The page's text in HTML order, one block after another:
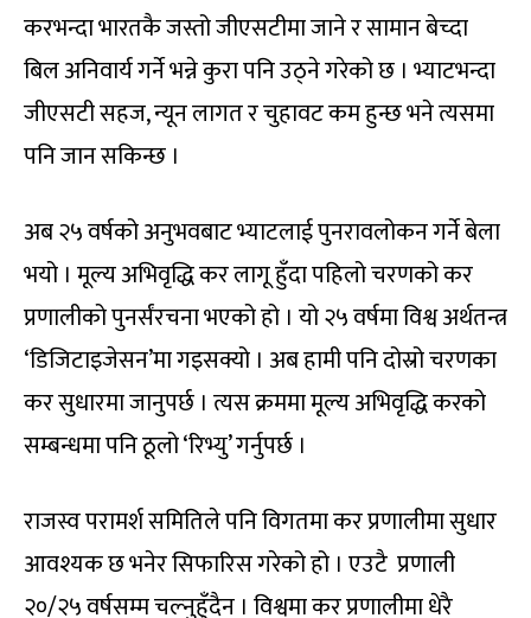
करभन्दा भारतकै जस्तो जीएसटीमा जाने र सामान बेच्दा
बिल अनिवार्य गर्ने भन्ने कुरा पनि उठ्ने गरेको छ । भ्याटभन्दा
जीएसटी सहज, न्यून लागत र चुहावट कम हुन्छ भने त्यसमा
पनि जान सकिन्छ ।
अब २५ वर्षको अनुभवबाट भ्याटलाई पुनरावलोकन गर्ने बेला
भयो । मूल्य अभिवृद्धि कर लागू हुँदा पहिलो चरणको कर
प्रणालीको पुनर्संरचना भएको हो । यो २५ वर्षमा विश्व अर्थतन्त्र
‘डिजिटाइजेसन’मा गइसक्यो । अब हामी पनि दोस्रो चरणका
कर सुधारमा जानुपर्छ । त्यस क्रममा मूल्य अभिवृद्धि करको
सम्बन्धमा पनि ठूलो ‘रिभ्यु’ गर्नुपर्छ ।
राजस्व परामर्श समितिले पनि विगतमा कर प्रणालीमा सुधार
आवश्यक छ भनेर सिफारिस गरेको हो । एउटै प्रणाली
२०/२५ वर्षसम्म चल्नुहुँदैन । विश्वमा कर प्रणालीमा धेरै